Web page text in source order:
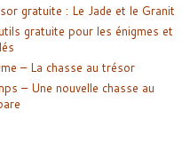
gratuite : Le Jade et le Granit
gratuite pour les énigmes et
– La chasse au trésor
– Une nouvelle chasse au